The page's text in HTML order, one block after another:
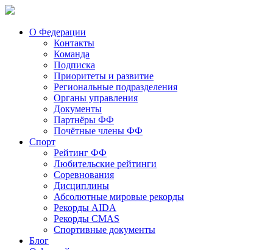
О Федерации
Контакты
Команда
Подписка
Приоритеты и развитие
Региональные подразделения
Органы управления
Документы
Партнёры ФФ
Почётные члены ФФ
Спорт
Рейтинг ФФ
Любительские рейтинги
Соревнования
Дисциплины
Абсолютные мировые рекорды
Рекорды AIDA
Рекорды CMAS
Спортивные документы
Блог